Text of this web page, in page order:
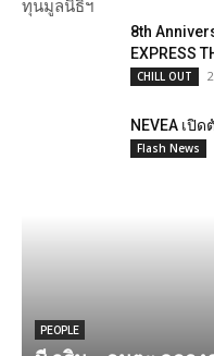
8th
EXPRESS
CHILL OUT
NEVEA​ เปิ
Flash News
PEOPLE